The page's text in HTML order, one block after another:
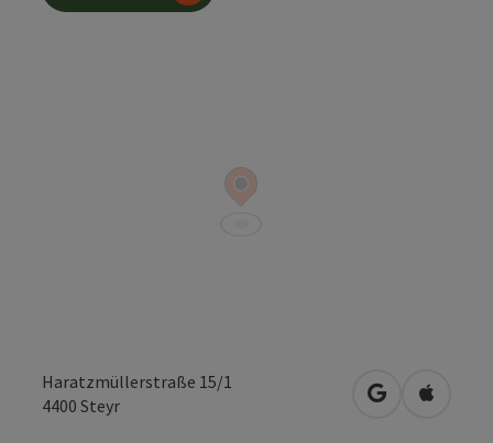
Haratzmüllerstraße 15/1
4400 Steyr in Google
in